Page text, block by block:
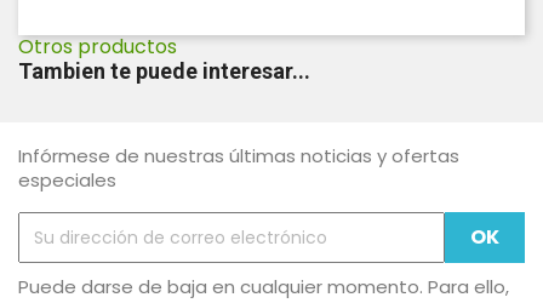
Otros productos
Tambien te puede interesar...
Infórmese de nuestras últimas noticias y ofertas
especiales
Puede darse de baja en cualquier momento. Para ello,